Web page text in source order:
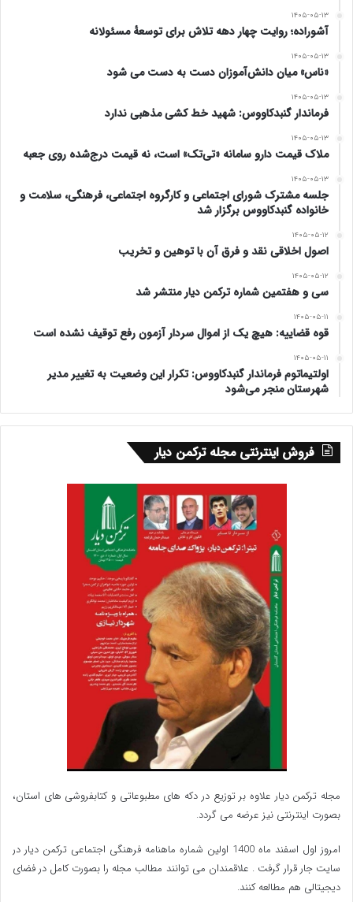
۱۴۰۵-۰۵-۱۳
آشوراده؛ روایت چهار دهه تلاش برای توسعهٔ مسئولانه
۱۴۰۵-۰۵-۱۳
«ناس» میان دانش‌آموزان دست به دست می شود
۱۴۰۵-۰۵-۱۳
فرماندار گنبدکاووس: شهید خط کشی مذهبی ندارد
۱۴۰۵-۰۵-۱۳
ملاک قیمت دارو سامانه «تی‌تک» است، نه قیمت درج‌شده روی جعبه
۱۴۰۵-۰۵-۱۳
جلسه مشترک شورای اجتماعی و کارگروه اجتماعی، فرهنگی، سلامت و
خانواده گنبدکاووس برگزار شد
۱۴۰۵-۰۵-۱۲
اصول اخلاقی نقد و فرق آن با توهین و تخریب
۱۴۰۵-۰۵-۱۲
سی و هفتمین شماره ترکمن دیار منتشر شد
۱۴۰۵-۰۵-۱۱
قوه قضاییه: هیچ یک از اموال سردار آزمون رفع توقیف نشده است
۱۴۰۵-۰۵-۱۱
اولتیماتوم فرماندار گنبدکاووس: تکرار این وضعیت به تغییر مدیر
شهرستان منجر می‌شود
فروش اینترنتی مجله ترکمن دیار
مجله ترکمن دیار علاوه بر توزیع در دکه های مطبوعاتی و کتابفروشی های استان،
بصورت اینترنتی نیز عرضه می گردد.‌
امروز اول اسفند ماه 1400 اولین شماره ماهنامه فرهنگی اجتماعی ترکمن دیار در
سایت جار قرار گرفت . علاقمندان می توانند مطالب مجله را بصورت کامل در فضای
دیجیتالی هم مطالعه کنند.